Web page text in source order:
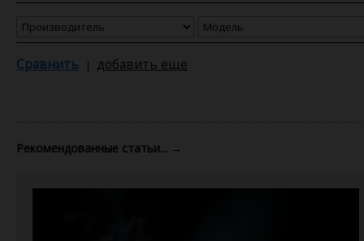
Сравнить добавить еще
Рекомендованные статьи... →